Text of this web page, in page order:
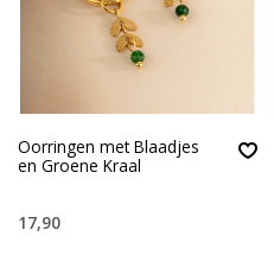
Oorringen met Blaadjes
en Groene Kraal
17,90